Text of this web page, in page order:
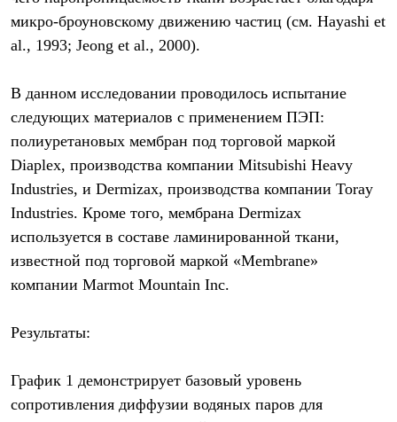
Гамаши и бахилы
Гамаши
Бахилы
Чуни
Уход за обувью
Головные уборы
Шапки
Балаклавы и маски
Кепки и бейсболки
Повязки
Шарфы
Перчатки и рукавицы
Перчатки
Полезные аксессуары
Шевроны
Опушки
микро-броуновскому движению частиц (см. Hayashi et
al., 1993; Jeong et al., 2000).
В данном исследовании проводилось испытание
следующих материалов с применением ПЭП:
полиуретановых мембран под торговой маркой
Diaplex, производства компании Mitsubishi Heavy
Industries, и Dermizax, производства компании Toray
Industries. Кроме того, мембрана Dermizax
используется в составе ламинированной ткани,
известной под торговой маркой «Membrane»
компании Marmot Mountain Inc.
Результаты:
График 1 демонстрирует базовый уровень
сопротивления диффузии водяных паров для